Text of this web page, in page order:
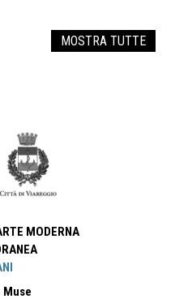
MOSTRA TUTTE
MODERNA
Muse